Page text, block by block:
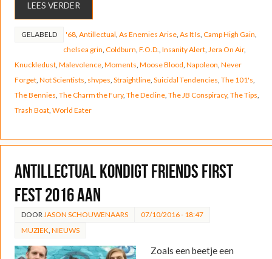
LEES VERDER
GELABELD '68, Antillectual As Enemies Arise, As It Is Camp High Gain
chelsea grin Coldburn F.O.D. Insanity Alert, Jera On Air,
Knuckledust, Malevolence, Moments Moose Blood Napoleon Never
Forget, Not Scientists shvpes Straightline, Suicidal Tendencies The 101's
The Bennies The Charm the Fury, The Decline, The JB Conspiracy, The Tips
Trash Boat, World Eater
Antillectual kondigt Friends First
Fest 2016 aan
DOOR JASON SCHOUWENAARS
07/10/2016 - 18:47
MUZIEK NIEUWS
Zoals een beetje een